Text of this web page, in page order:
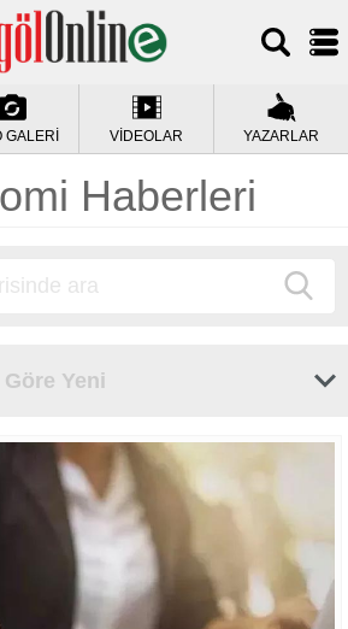
GALERİ VİDEOLAR YAZARLAR
Haberleri
Yeni